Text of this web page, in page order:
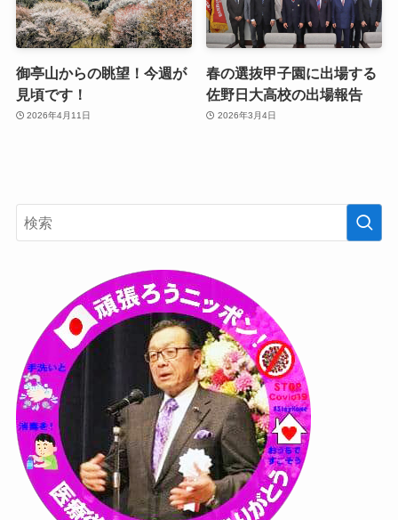
御亭山からの眺望！今週が
見頃です！
2026年4月11日
春の選抜甲子園に出場する
佐野日大高校の出場報告
2026年3月4日